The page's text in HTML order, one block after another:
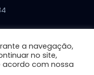
direitos reservados.
a navegação,
no site,
acordo com nossa